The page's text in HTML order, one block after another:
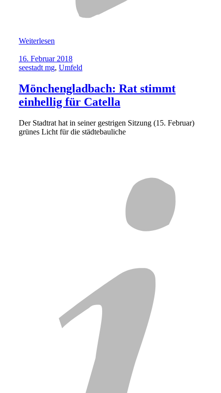
Weiterlesen
16. Februar 2018
seestadt mg, Umfeld
Mönchengladbach: Rat stimmt
einhellig für Catella
Der Stadtrat hat in seiner gestrigen Sitzung (15. Februar)
grünes Licht für die städtebauliche